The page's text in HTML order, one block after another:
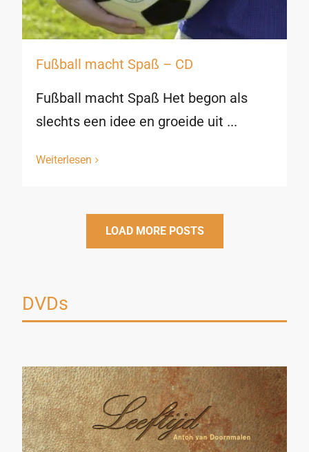
Fußball macht Spaß – CD
Fußball macht Spaß Het begon als
slechts een idee en groeide uit ...
Weiterlesen
LOAD MORE POSTS
DVDs